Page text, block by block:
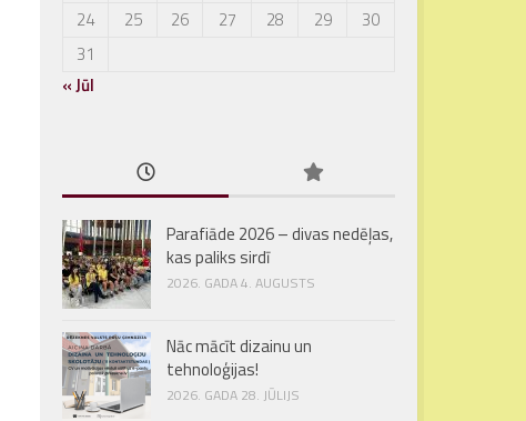
24
25 26 27 28 29
30
31
« Jūl
Parafiāde 2026 – divas nedēļas,
kas paliks sirdī
2026. GADA 4. AUGUSTS
Nāc mācīt dizainu un
tehnoloģijas!
2026. GADA 28. JŪLIJS